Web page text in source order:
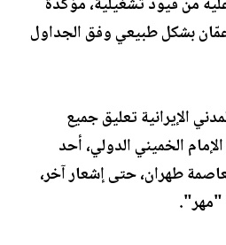
عمّان بشكل طبيعي وفق الجداول
الإيرانية تعليق جميع
الخميني الدولي، أحد
طهران، حتى إشعار آخر،
"مهر".